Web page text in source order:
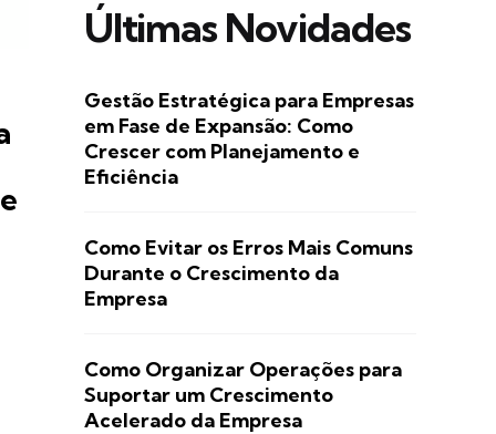
Últimas Novidades
Gestão Estratégica para Empresas
em Fase de Expansão: Como
Crescer com Planejamento e
Eficiência
Como Evitar os Erros Mais Comuns
Durante o Crescimento da
Empresa
Como Organizar Operações para
Suportar um Crescimento
Acelerado da Empresa